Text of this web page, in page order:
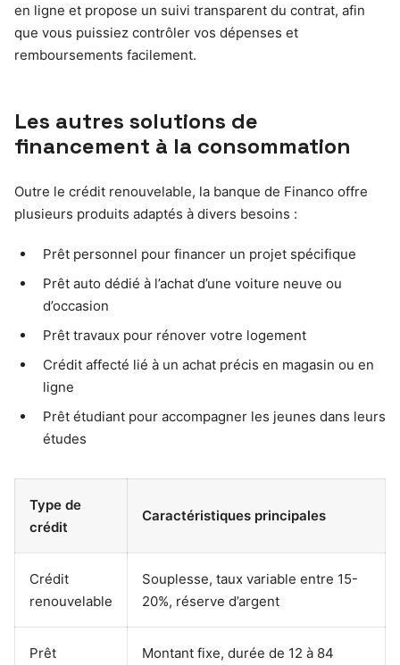
en ligne et propose un suivi transparent du contrat, afin
que vous puissiez contrôler vos dépenses et
remboursements facilement.
Les autres solutions de
financement à la consommation
Outre le crédit renouvelable, la banque de Financo offre
plusieurs produits adaptés à divers besoins :
Prêt personnel pour financer un projet spécifique
Prêt auto dédié à l’achat d’une voiture neuve ou
d’occasion
Prêt travaux pour rénover votre logement
Crédit affecté lié à un achat précis en magasin ou en
ligne
Prêt étudiant pour accompagner les jeunes dans leurs
études
Type de
crédit
Caractéristiques principales
Crédit
renouvelable
Souplesse, taux variable entre 15-
20%, réserve d’argent
Prêt
Montant fixe, durée de 12 à 84